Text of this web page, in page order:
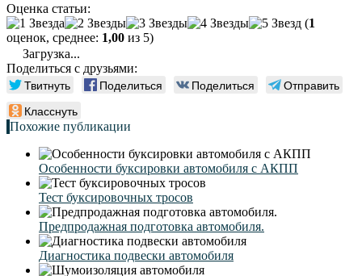
Оценка статьи:
(1
оценок, среднее: 1,00 из 5)
Загрузка...
Поделиться с друзьями:
Твитнуть Поделиться Поделиться
Отправить
Класснуть
Похожие публикации
Особенности буксировки автомобиля с АКПП
Тест буксировочных тросов
Предпродажная подготовка автомобиля.
Диагностика подвески автомобиля